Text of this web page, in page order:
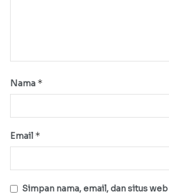
Nama *
Email *
Simpan nama, email, dan situs